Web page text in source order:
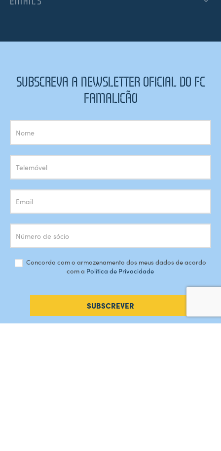
SUBSCREVA A NEWSLETTER OFICIAL DO FC
FAMALICÃO
Subscrição
Newsletter
Concordo com o armazenamento dos meus dados de acordo
com a Política de Privacidade
SUBSCREVER